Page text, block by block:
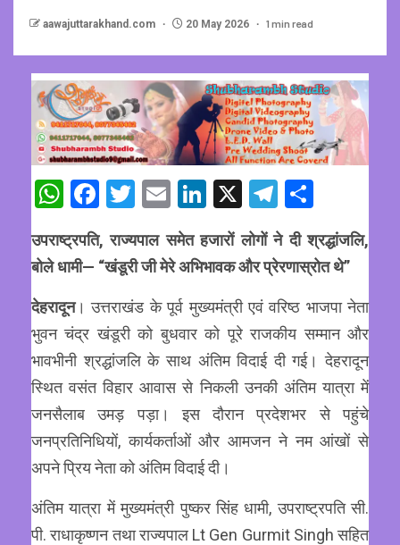
aawajuttarakhand.com 20 May 2026 1 min read
WhatsApp
Facebook
Twitter
EmailLinkedIn
X Telegram
उपराष्ट्रपति, राज्यपाल समेत हजारों लोगों ने दी श्रद्धांजलि,
बोले धामी— “खंडूरी जी मेरे अभिभावक और प्रेरणास्रोत थे”
देहरादून। उत्तराखंड के पूर्व मुख्यमंत्री एवं वरिष्ठ भाजपा नेता
भुवन चंद्र खंडूरी को बुधवार को पूरे राजकीय सम्मान और
भावभीनी श्रद्धांजलि के साथ अंतिम विदाई दी गई। देहरादून
स्थित वसंत विहार आवास से निकली उनकी अंतिम यात्रा में
जनसैलाब उमड़ पड़ा। इस दौरान प्रदेशभर से पहुंचे
जनप्रतिनिधियों, कार्यकर्ताओं और आमजन ने नम आंखों से
अपने प्रिय नेता को अंतिम विदाई दी।
अंतिम यात्रा में मुख्यमंत्री पुष्कर सिंह धामी, उपराष्ट्रपति सी.
पी. राधाकृष्णन तथा राज्यपाल Lt Gen Gurmit Singh सहित